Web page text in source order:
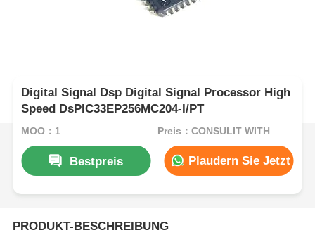
Digital Signal Dsp Digital Signal Processor High
Speed DsPIC33EP256MC204-I/PT
MOQ：1 Preis：CONSULIT WITH
Bestpreis Plaudern Sie Jetzt
PRODUKT-BESCHREIBUNG